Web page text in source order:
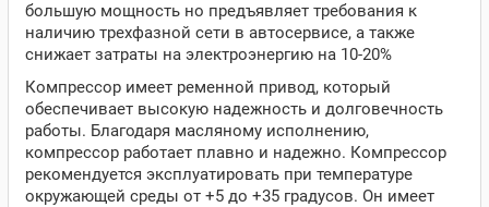
большую мощность но предъявляет требования к
наличию трехфазной сети в автосервисе, а также
снижает затраты на электроэнергию на 10-20%
Компрессор имеет ременной привод, который
обеспечивает высокую надежность и долговечность
работы. Благодаря масляному исполнению,
компрессор работает плавно и надежно. Компрессор
рекомендуется эксплуатировать при температуре
окружающей среды от +5 до +35 градусов. Он имеет